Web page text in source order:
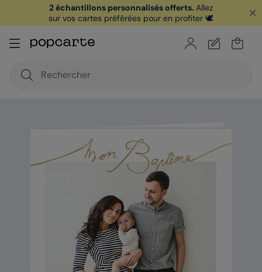
offerte avec le code
je télécharge
2 échantillons personnalisés offerts. Allez
sur vos cartes préférées pour en profiter 🕊️